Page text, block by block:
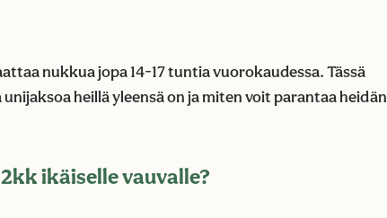
nukkua jopa 14-17 tuntia vuorokaudessa. Tässä
heillä yleensä on ja miten voit parantaa heidän
ikäiselle vauvalle?